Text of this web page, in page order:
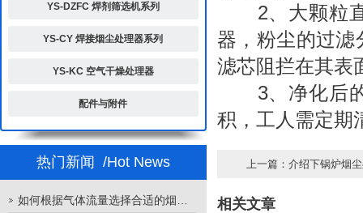
YS-DZFC 焊剂筛选机系列
YS-CY 焊接烟尘处理器系列
YS-KC 空气干燥处理器
配件与附件
热门新闻 /Hot News
2、大颗粒直
器，粉尘的过
滤芯阻拦在其表
3、净化后的
积，工人需定期
上一篇： 介绍下锅炉烟
相关文章